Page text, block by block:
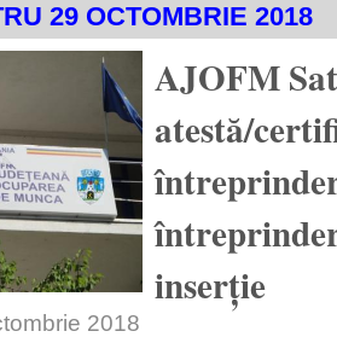
29 OCTOMBRIE 2018
AJOFM
atestă/
inserție
2018